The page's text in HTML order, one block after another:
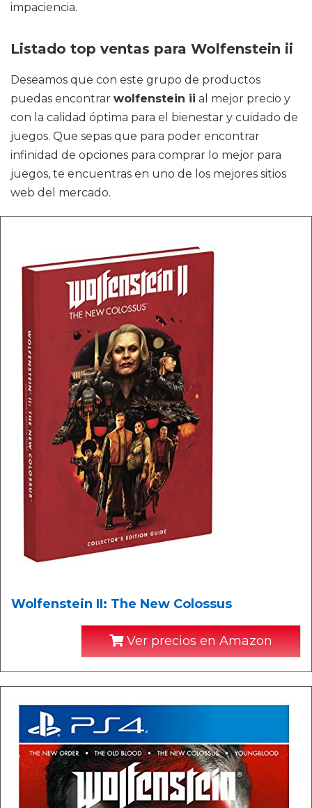
impaciencia.
Listado top ventas para Wolfenstein ii
Deseamos que con este grupo de productos
puedas encontrar wolfenstein ii al mejor precio y
con la calidad óptima para el bienestar y cuidado de
juegos. Que sepas que para poder encontrar
infinidad de opciones para comprar lo mejor para
juegos, te encuentras en uno de los mejores sitios
web del mercado.
Wolfenstein II: The New Colossus
Ver precios en Amazon